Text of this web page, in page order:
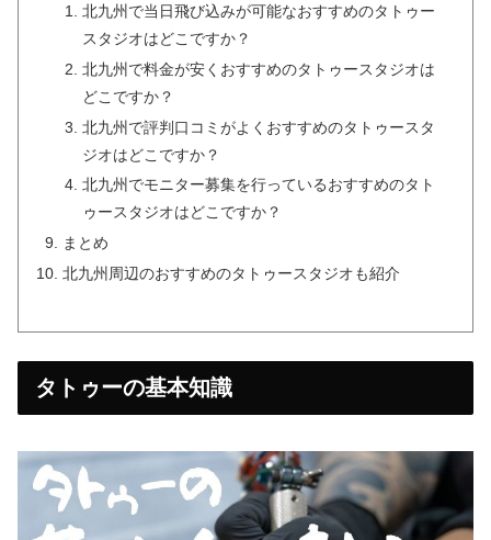
北九州で当日飛び込みが可能なおすすめのタトゥー
スタジオはどこですか？
北九州で料金が安くおすすめのタトゥースタジオは
どこですか？
北九州で評判口コミがよくおすすめのタトゥースタ
ジオはどこですか？
北九州でモニター募集を行っているおすすめのタト
ゥースタジオはどこですか？
まとめ
北九州周辺のおすすめのタトゥースタジオも紹介
タトゥーの基本知識